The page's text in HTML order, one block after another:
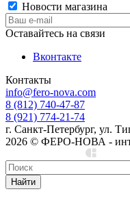
Новости магазина
Оставайтесь на связи
Вконтакте
Контакты
info@fero-nova.com
8 (812) 740-47-87
8 (921) 774-21-74
г. Санкт-Петербург, ул.
2026 © ФЕРО-НОВА -
Найти